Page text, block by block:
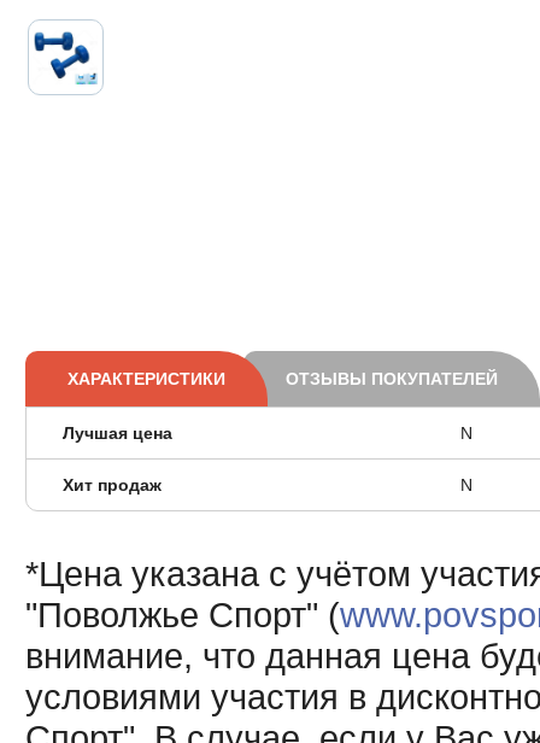
ХАРАКТЕРИСТИКИ ОТЗЫВЫ ПОКУПАТЕЛЕЙ
Лучшая цена N
Хит продаж N
*Цена указана с учётом
"Поволжье Спорт" (
внимание, что данная цена
условиями участия в